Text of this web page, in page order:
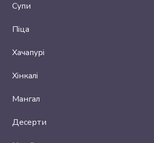
Супи
Піца
Хачапурі
Хінкалі
Мангал
Десерти